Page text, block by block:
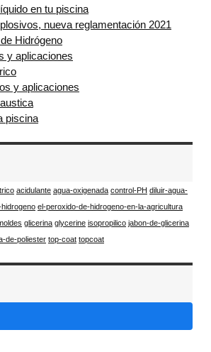
en tu piscina
nueva reglamentación 2021
Hidrógeno
y aplicaciones
y aplicaciones
piscina
acidulante agua-oxigenada control-PH diluir-agua-
el-peroxido-de-hidrogeno-en-la-agricultura
glicerina glycerine isopropilico jabon-de-glicerina
de-poliester top-coat topcoat